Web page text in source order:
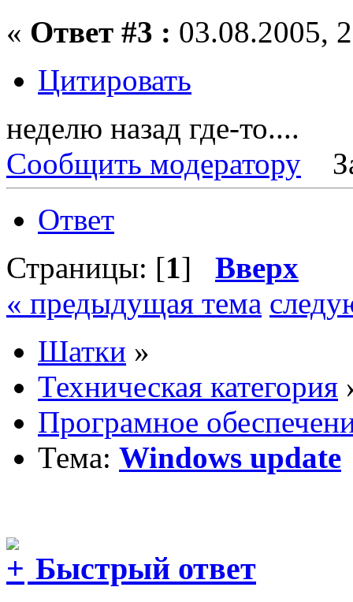
« Ответ #3 : 03.08.2005,
Цитировать
неделю назад где-то....
Сообщить модератору
Ответ
Страницы: [1] Вверх
« предыдущая тема
Шатки »
Техническая категория
Програмное
Тема: Windows update
Быстрый ответ